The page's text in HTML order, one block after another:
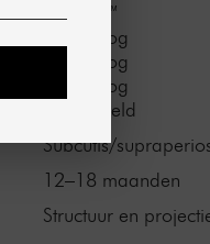
Thixofix™
Zeer hoog
Zeer hoog
Zeer hoog
Gemiddeld
Subcutis/
12–18 maanden
Structuur en